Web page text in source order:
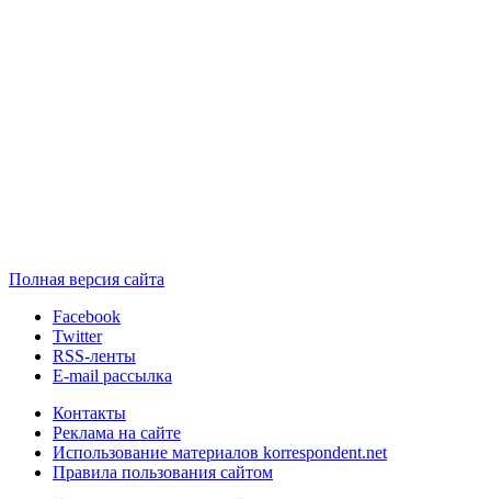
Полная версия сайта
Facebook
Twitter
RSS-ленты
E-mail рассылка
Контакты
Реклама на сайте
Использование материалов korrespondent.net
Правила пользования сайтом